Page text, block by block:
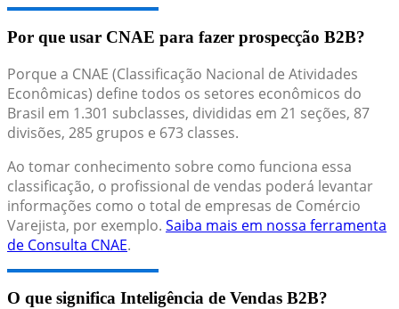
Por que usar CNAE para fazer prospecção B2B?
Porque a CNAE (Classificação Nacional de Atividades
Econômicas) define todos os setores econômicos do
Brasil em 1.301 subclasses, divididas em 21 seções, 87
divisões, 285 grupos e 673 classes.
Ao tomar conhecimento sobre como funciona essa
classificação, o profissional de vendas poderá levantar
informações como o total de empresas de Comércio
Varejista, por exemplo. Saiba mais em nossa ferramenta
de Consulta CNAE.
O que significa Inteligência de Vendas B2B?